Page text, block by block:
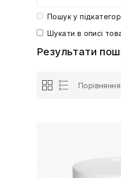
Пошук у
Шукати в описі
Результати